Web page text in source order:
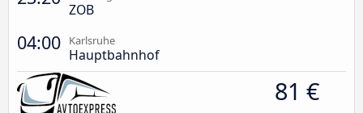
ZOB
04:00 Karlsruhe
Hauptbahnhof
81 €